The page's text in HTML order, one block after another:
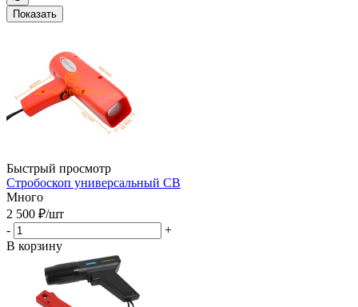
Показать
Быстрый просмотр
Стробоскоп универсальный CB
Много
2 500 ₽/шт
-
+
В корзину